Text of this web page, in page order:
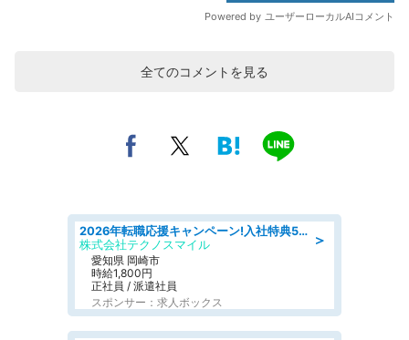
全てのコメントを見る
＞
2026年転職応援キャンペーン!入社特典58万円/デンソーで働こう!自動車工場で小型部品の検査業務 denso aichi
株式会社テクノスマイル
愛知県 岡崎市
時給1,800円
正社員 / 派遣社員
スポンサー：求人ボックス